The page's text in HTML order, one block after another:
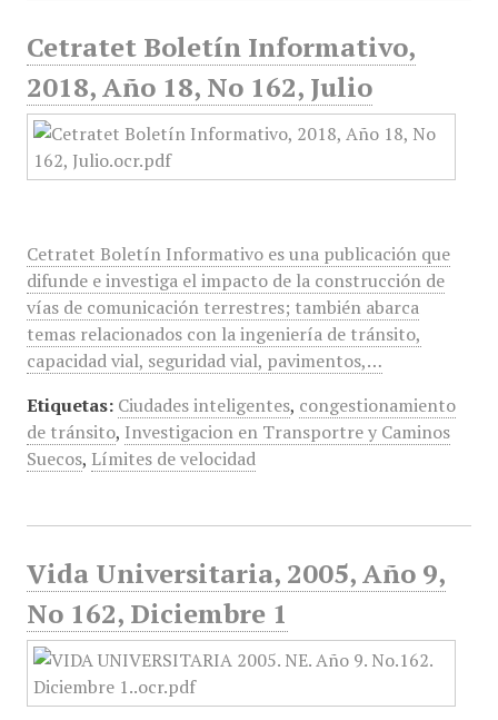
Cetratet Boletín Informativo,
2018, Año 18, No 162, Julio
Cetratet Boletín Informativo es una publicación que
difunde e investiga el impacto de la construcción de
vías de comunicación terrestres; también abarca
temas relacionados con la ingeniería de tránsito,
capacidad vial, seguridad vial, pavimentos,…
Etiquetas: Ciudades inteligentes, congestionamiento
de tránsito, Investigacion en Transportre y Caminos
Suecos, Límites de velocidad
Vida Universitaria, 2005, Año 9,
No 162, Diciembre 1